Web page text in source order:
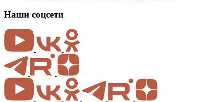
Наши соцсети